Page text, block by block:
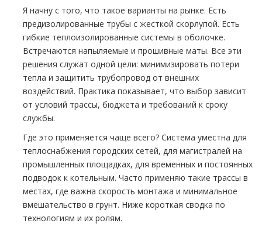
Я начну с того, что такое варианты на рынке. Есть
предизолированные трубы с жесткой скорлупой. Есть
гибкие теплоизолированные системы в оболочке.
Встречаются напыляемые и прошивные маты. Все эти
решения служат одной цели: минимизировать потери
тепла и защитить трубопровод от внешних
воздействий. Практика показывает, что выбор зависит
от условий трассы, бюджета и требований к сроку
службы.
Где это применяется чаще всего? Система уместна для
теплоснабжения городских сетей, для магистралей на
промышленных площадках, для временных и постоянных
подводок к котельным. Часто применяю такие трассы в
местах, где важна скорость монтажа и минимальное
вмешательство в грунт. Ниже короткая сводка по
технологиям и их ролям.